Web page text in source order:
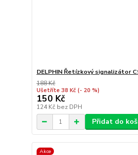
DELPHIN Řetízkový signalizátor
188 Kč
Ušetříte 38 Kč (- 20 %)
150 Kč
124 Kč bez DPH
Přidat do
Akce